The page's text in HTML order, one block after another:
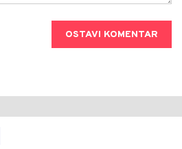
OSTAVI KOMENTAR